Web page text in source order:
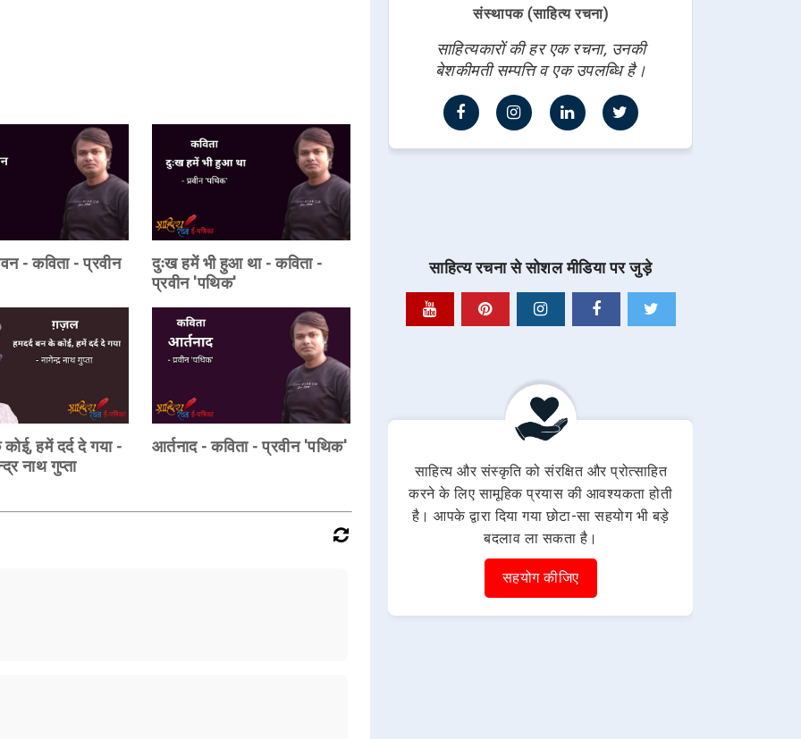
- कविता - प्रवीन
दुःख हमें भी हुआ था - कविता -
प्रवीन 'पथिक'
हमें दर्द दे गया -
नाथ गुप्ता
आर्तनाद - कविता - प्रवीन 'पथिक'
संस्थापक (साहित्य रचना)
साहित्यकारों की हर एक रचना, उनकी
बेशकीमती सम्पत्ति व एक उपलब्धि है।
साहित्य रचना से सोशल मीडिया पर जुड़े
साहित्य और संस्कृति को संरक्षित और प्रोत्साहित
करने के लिए सामूहिक प्रयास की आवश्यकता होती
है। आपके द्वारा दिया गया छोटा-सा सहयोग भी बड़े
बदलाव ला सकता है।
सहयोग कीजिए